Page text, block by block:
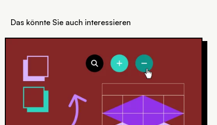
Das könnte Sie auch interessieren